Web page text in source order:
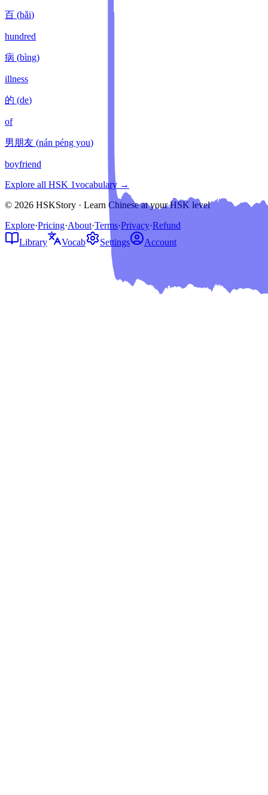
百 (bǎi)
hundred
病 (bìng)
illness
的 (de)
of
男朋友 (nán péng you)
boyfriend
Explore all HSK 1vocabulary →
© 2026 HSKStory · Learn Chinese at your HSK level
Explore·Pricing·About·Terms·Privacy·Refund
Library
Vocab Settings Account